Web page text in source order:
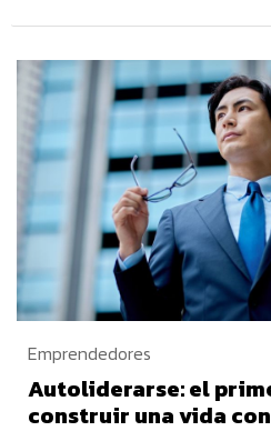
Emprendedores
Autoliderarse: el
construir una vida